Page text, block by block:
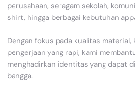
perusahaan, seragam sekolah,
shirt, hingga berbagai kebutuhan
Dengan fokus pada kualitas material,
pengerjaan yang rapi, kami
menghadirkan identitas yang dapat
bangga.